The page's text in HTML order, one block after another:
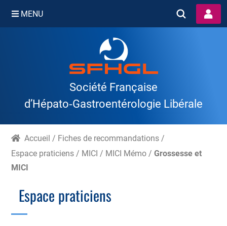
Skip
MENU
Société Française
d’Hépato‑Gastroentérologie Libérale
Accueil / Fiches de recommandations /
Espace praticiens / MICI / MICI Mémo /Grossesse et
MICI
Espace praticiens